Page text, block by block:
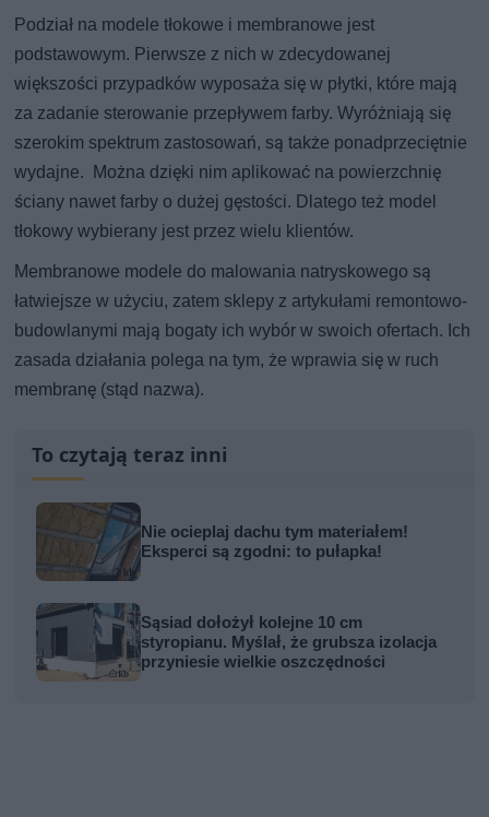
Podział na modele tłokowe i membranowe jest
podstawowym. Pierwsze z nich w zdecydowanej
większości przypadków wyposaża się w płytki, które mają
za zadanie sterowanie przepływem farby. Wyróżniają się
szerokim spektrum zastosowań, są także ponadprzeciętnie
wydajne. Można dzięki nim aplikować na powierzchnię
ściany nawet farby o dużej gęstości. Dlatego też model
tłokowy wybierany jest przez wielu klientów.
Membranowe modele do malowania natryskowego są
łatwiejsze w użyciu, zatem sklepy z artykułami remontowo-
budowlanymi mają bogaty ich wybór w swoich ofertach. Ich
zasada działania polega na tym, że wprawia się w ruch
membranę (stąd nazwa).
To czytają teraz inni
Nie ocieplaj dachu tym materiałem!
Eksperci są zgodni: to pułapka!
Sąsiad dołożył kolejne 10 cm
styropianu. Myślał, że grubsza izolacja
przyniesie wielkie oszczędności